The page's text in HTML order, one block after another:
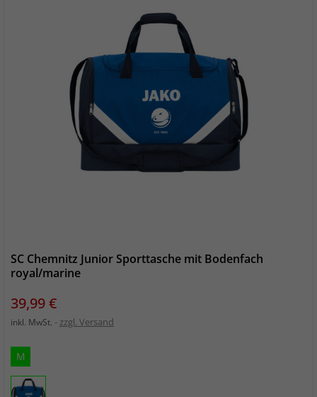
SC Chemnitz Junior Sporttasche mit Bodenfach
royal/marine
Preis
39,99 €
inkl. MwSt. zzgl. Versand
M